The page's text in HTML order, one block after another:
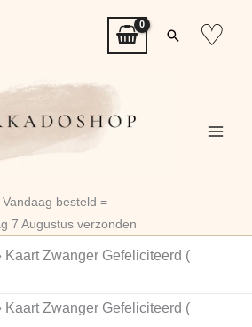
Zoeken
♡
Vandaag besteld =
7 Augustus verzonden
Kaart Zwanger Gefeliciteerd (
Kaart Zwanger Gefeliciteerd (